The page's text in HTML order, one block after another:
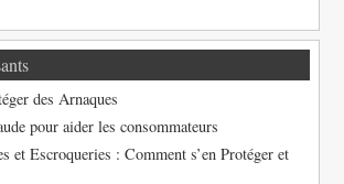
des Arnaques
pour aider les consommateurs
et Escroqueries : Comment s’en Protéger et